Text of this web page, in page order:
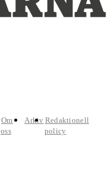
Om
oss
Arkiv Redaktionell
policy